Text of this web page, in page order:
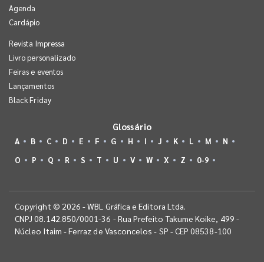
Agenda
Cardápio
Revista Impressa
Livro personalizado
Feiras e eventos
Lançamentos
Black Friday
Glossário
A B C D E F G H I J K L M
N
O
P Q R S T U V W X Z 0-9
Copyright © 2026 - WBL Gráfica e Editora Ltda.
CNPJ 08.142.850/0001-36 - Rua Prefeito Takume Koike, 499 -
Núcleo Itaim - Ferraz de Vasconcelos - SP - CEP 08538-100